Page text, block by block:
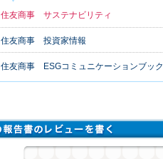
住友商事 サステナビリティ
住友商事 投資家情報
住友商事 ESGコミュニケーションブック